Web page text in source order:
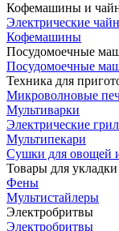
Кофемашины и
Электрические
Кофемашины
Посудомоечные
Посудомоечные
Техника для
Микроволновые
Мультиварки
Электрические
Мультипекари
Сушки для овощей
Товары для
Фены
Мультистайлеры
Электробритвы
Электробритвы